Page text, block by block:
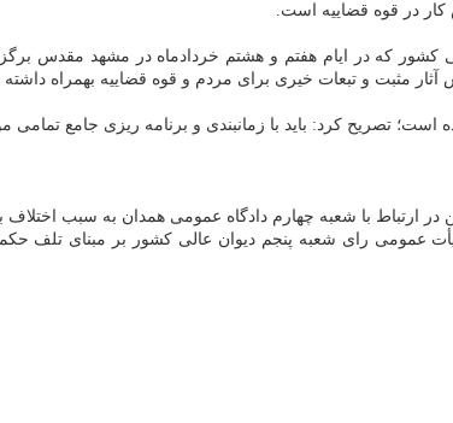
در قوه قضاییه است.
کشور که در ایام هفتم و هشتم خردادماه در مشهد مقدس
مثبت و تبعات خیری برای مردم و قوه قضاییه بهمراه داشته
است؛ تصریح کرد: باید با زمانبندی و برنامه ریزی جامع
ارتباط با شعبه چهارم دادگاه عمومی همدان به سبب